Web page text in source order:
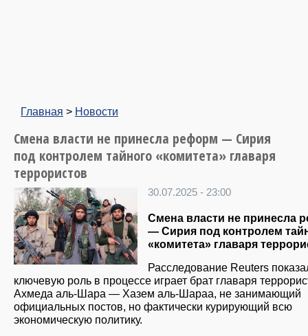
Главная > Новости
Смена власти не принесла реформ — Сирия
под контролем тайного «комитета» главаря
террористов
30.07.2025 - 23:00
Смена власти не принесла
— Сирия под контролем
«комитета» главаря
Расследование Reuters
ключевую роль в процессе играет брат главаря
Ахмеда аль-Шара — Хазем аль-Шараа, не занимающий
официальных постов, но фактически курирующий всю
экономическую политику.